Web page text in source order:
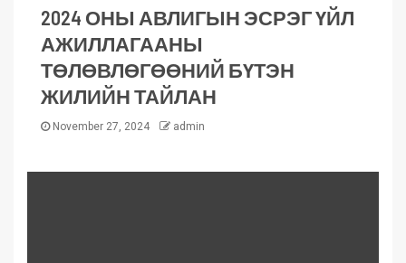
2024 ОНЫ АВЛИГЫН ЭСРЭГ ҮЙЛ
АЖИЛЛАГААНЫ
ТӨЛӨВЛӨГӨӨНИЙ БҮТЭН
ЖИЛИЙН ТАЙЛАН
November 27, 2024 admin